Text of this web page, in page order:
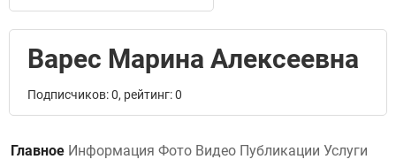
Варес Марина Алексеевна
Подписчиков: 0, рейтинг: 0
Главное Информация Фото Видео Публикации Услуги